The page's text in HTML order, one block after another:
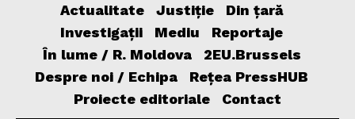
Actualitate Justiție
Din țară
Investigații
Mediu
Reportaje
În lume / R. Moldova
2EU.Brussels
Despre noi / Echipa
Rețea PressHUB
Proiecte editoriale
Contact